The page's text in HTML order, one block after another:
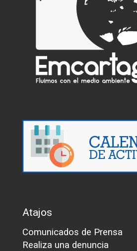
Atajos
Comunicados de Prensa
Realiza una denuncia